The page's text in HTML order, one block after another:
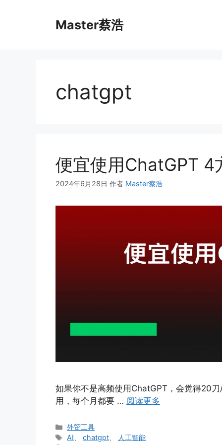
Master蔡浩
chatgpt
便宜使用ChatGPT 4
2024年6月28日 作者 Master蔡浩
如果你不是高频使用ChatGPT，会觉得20
用，每个月都要 … 阅读更多
分
类
外贸工具
标
AI 、chatgpt
人工智能